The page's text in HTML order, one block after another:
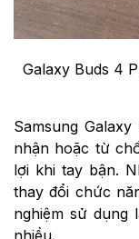
Galaxy Buds 4
Samsung
nhận hoặc từ
lợi khi tay bận.
thay đổi chức
nghiệm sử dụng